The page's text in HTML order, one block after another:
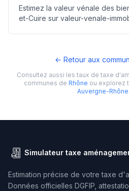
Estimez la valeur vénale des
et-Cuire sur valeur-venale-
← Retour aux
Consultez aussi les taux de taxe
communes de Rhône ou explorez
Auvergne-
Simulateur taxe
Estimation précise de votre taxe
Données officielles DGFIP,